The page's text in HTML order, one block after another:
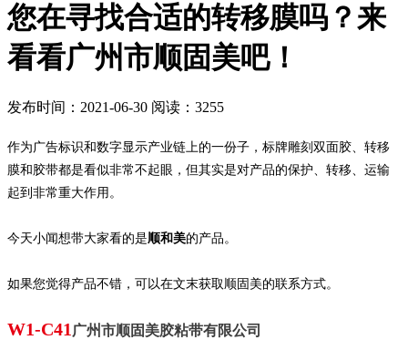
您在寻找合适的转移膜吗？来
看看广州市顺固美吧！
发布时间：2021-06-30 阅读：3255
作为广告标识和数字显示产业链上的一份子，标牌雕刻双面胶、转移
膜和胶带都是看似非常不起眼，但其实是对产品的保护、转移、运输
起到非常重大作用。
今天小闻想带大家看的是顺和美的产品。
如果您觉得产品不错，可以在文末获取顺固美的联系方式。
W1-C41 广州市顺固美胶粘带有限公司